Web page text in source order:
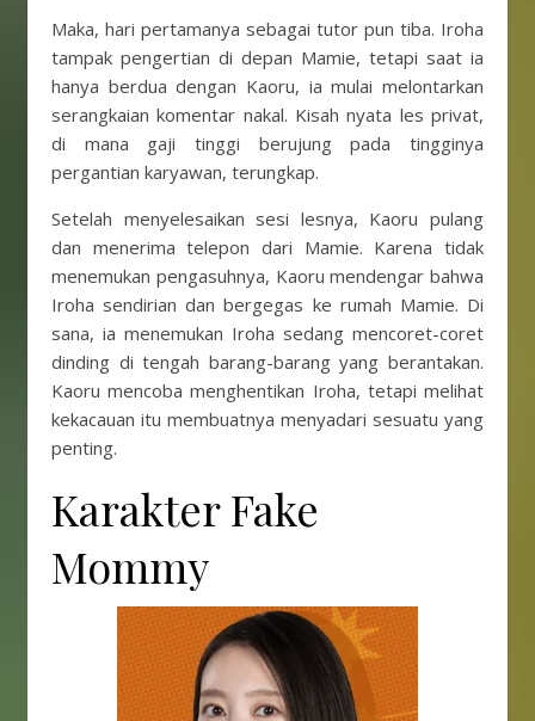
Maka, hari pertamanya sebagai tutor pun tiba. Iroha
tampak pengertian di depan Mamie, tetapi saat ia
hanya berdua dengan Kaoru, ia mulai melontarkan
serangkaian komentar nakal. Kisah nyata les privat,
di mana gaji tinggi berujung pada tingginya
pergantian karyawan, terungkap.
Setelah menyelesaikan sesi lesnya, Kaoru pulang
dan menerima telepon dari Mamie. Karena tidak
menemukan pengasuhnya, Kaoru mendengar bahwa
Iroha sendirian dan bergegas ke rumah Mamie. Di
sana, ia menemukan Iroha sedang mencoret-coret
dinding di tengah barang-barang yang berantakan.
Kaoru mencoba menghentikan Iroha, tetapi melihat
kekacauan itu membuatnya menyadari sesuatu yang
penting.
Karakter Fake
Mommy